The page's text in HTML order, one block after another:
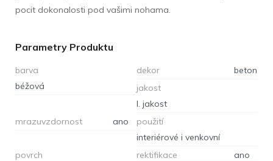
pocit dokonalosti pod vašimi nohama.
Parametry Produktu
barva
béžová
dekor
beton
jakost
I. jakost
mrazuvzdornost
ano
použití
interiérové i venkovní
povrch
rektifikace
ano